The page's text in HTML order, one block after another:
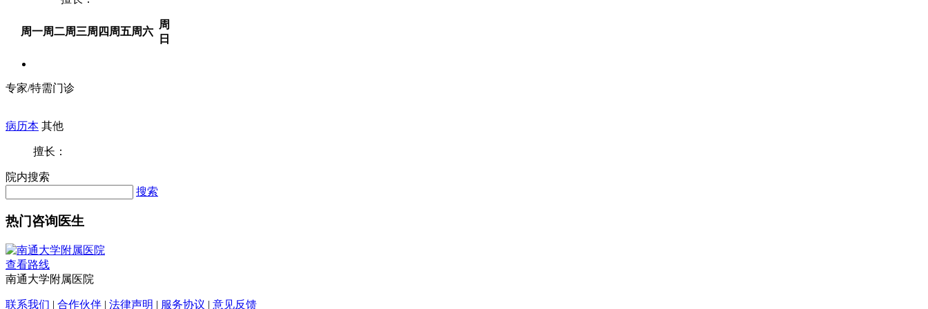
周一周二周三周四 周五周六
周
日
专家/特需门诊
病历本 其他
擅长：
院内搜索
搜索
热门咨询医生
查看路线
南通大学附属医院
联系我们 | 合作伙伴 | 法律声明 | 服务协议 | 意见反馈